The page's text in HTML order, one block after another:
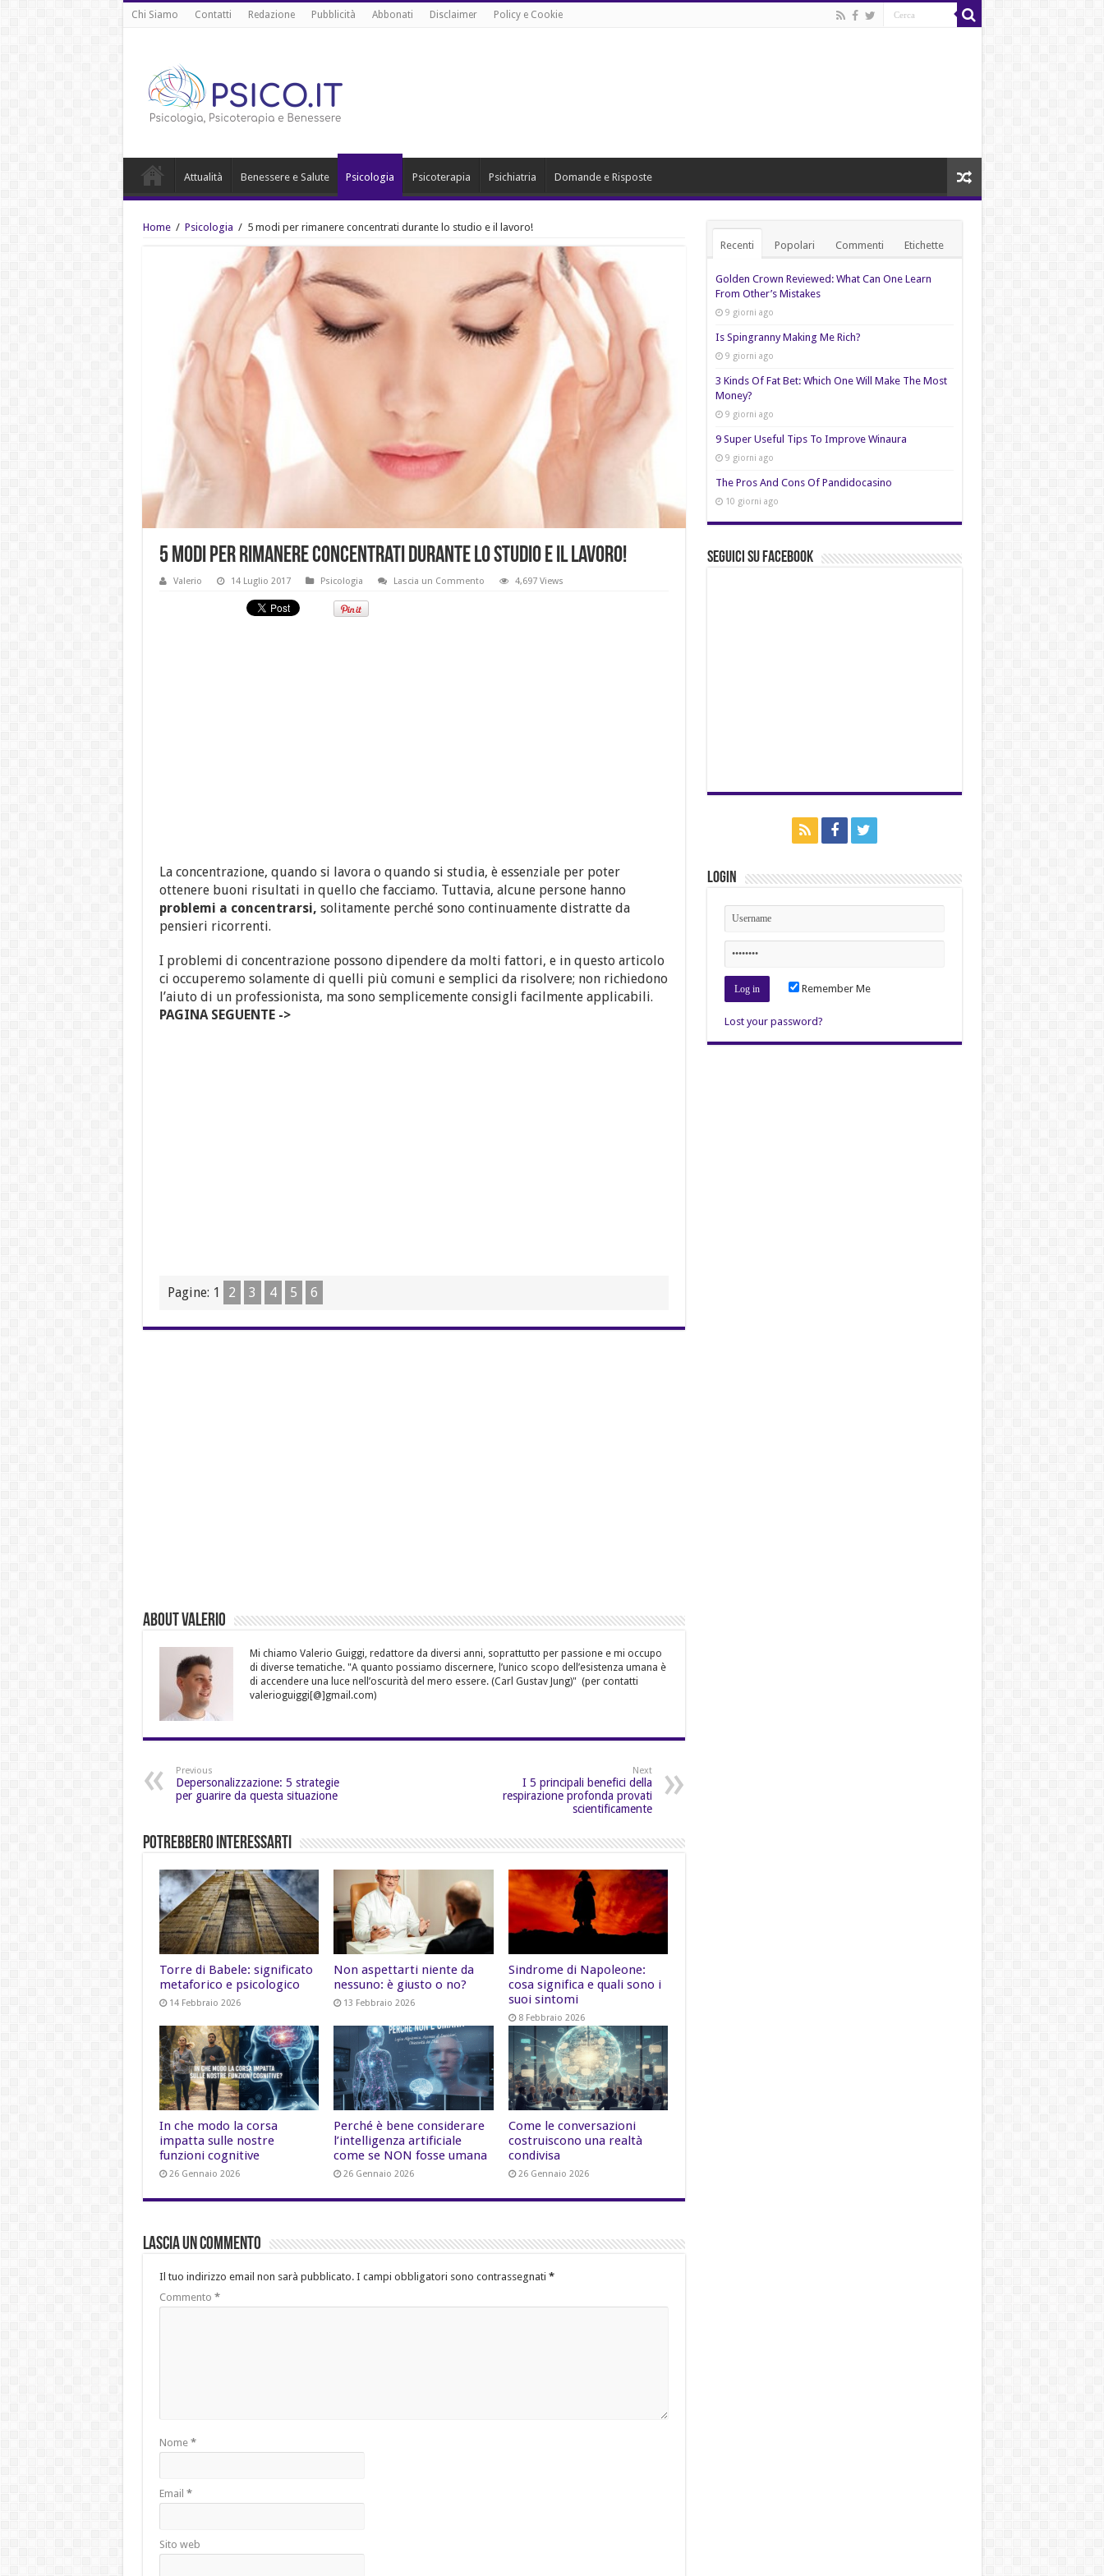
Chi Siamo Contatti Redazione Pubblicità Abbonati Disclaimer Policy e Cookie
Attualità Benessere e Salute Psicologia Psicoterapia Psichiatria Domande e Risposte
Home / Psicologia / 5 modi per rimanere concentrati durante lo studio e il lavoro!
5 modi per rimanere concentrati durante lo studio e il lavoro!
Valerio 14 Luglio 2017 Psicologia Lascia un Commento 4,697 Views
La concentrazione, quando si lavora o quando si studia, è essenziale per poter
ottenere buoni risultati in quello che facciamo. Tuttavia, alcune persone hanno
problemi a concentrarsi, solitamente perché sono continuamente distratte da
pensieri ricorrenti.
I problemi di concentrazione possono dipendere da molti fattori, e in questo articolo
ci occuperemo solamente di quelli più comuni e semplici da risolvere; non richiedono
l’aiuto di un professionista, ma sono semplicemente consigli facilmente applicabili.
PAGINA SEGUENTE ->
Pagine: 1 2 3 4 5 6
About Valerio
Mi chiamo Valerio Guiggi, redattore da diversi anni, soprattutto per passione e mi occupo
di diverse tematiche. "A quanto possiamo discernere, l’unico scopo dell’esistenza umana è
di accendere una luce nell’oscurità del mero essere. (Carl Gustav Jung)" (per contatti
valerioguiggi[@]gmail.com)
Previous
Depersonalizzazione: 5 strategie
per guarire da questa situazione
Next
I 5 principali benefici della
respirazione profonda provati
scientificamente
Potrebbero Interessarti
Torre di Babele: significato
metaforico e psicologico
14 Febbraio 2026
Non aspettarti niente da
nessuno: è giusto o no?
13 Febbraio 2026
Sindrome di Napoleone:
cosa significa e quali sono i
suoi sintomi
8 Febbraio 2026
In che modo la corsa
impatta sulle nostre
funzioni cognitive
26 Gennaio 2026
Perché è bene considerare
l’intelligenza artificiale
come se NON fosse umana
26 Gennaio 2026
Come le conversazioni
costruiscono una realtà
condivisa
26 Gennaio 2026
Lascia un commento
Il tuo indirizzo email non sarà pubblicato. I campi obbligatori sono contrassegnati *
Commento *
Nome *
Email *
Sito web
Recenti Popolari Commenti Etichette
Golden Crown Reviewed: What Can One Learn
From Other’s Mistakes
9 giorni ago
Is Spingranny Making Me Rich?
9 giorni ago
3 Kinds Of Fat Bet: Which One Will Make The Most
Money?
9 giorni ago
9 Super Useful Tips To Improve Winaura
9 giorni ago
The Pros And Cons Of Pandidocasino
10 giorni ago
Seguici su Facebook
Login
Remember Me
Lost your password?